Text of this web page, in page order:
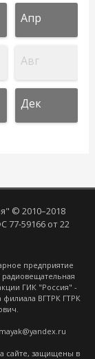
Апр
Авг
Дек
© 2010–2018
77-59166 от 22
предприятие
радиовещательная
ГИК "Россия" -
филиала ВГТРК ГТРК
сайте, защищены в